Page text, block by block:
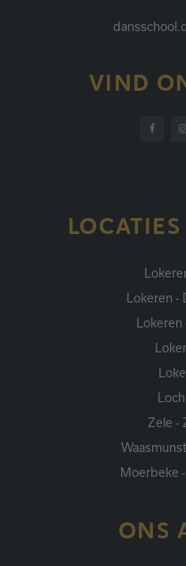
VIND
Lokeren
Zele -
Moerbeke
ONS